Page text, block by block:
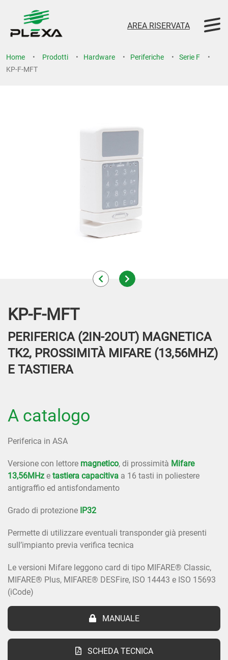
AREA RISERVATA
Home Prodotti Hardware Periferiche
Serie F
KP-F-MFT
KP-F-MFT
PERIFERICA (2IN-2OUT) MAGNETICA
TK2, PROSSIMITÀ MIFARE (13,56MHZ)
E TASTIERA
A catalogo
Periferica in ASA
Versione con lettore magnetico, di prossimità Mifare
13,56MHz e tastiera capacitiva a 16 tasti in poliestere
antigraffio ed antisfondamento
Grado di protezione IP32
Permette di utilizzare eventuali transponder già presenti
sull’impianto previa verifica tecnica
Le versioni Mifare leggono card di tipo MIFARE® Classic,
MIFARE® Plus, MIFARE® DESFire, ISO 14443 e ISO 15693
(iCode)
MANUALE
SCHEDA TECNICA